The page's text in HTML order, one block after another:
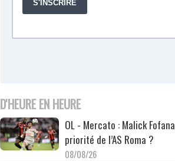
D'HEURE EN HEURE
OL - Mercato : Malick Fofana
priorité de l’AS Roma ?
08/08/26